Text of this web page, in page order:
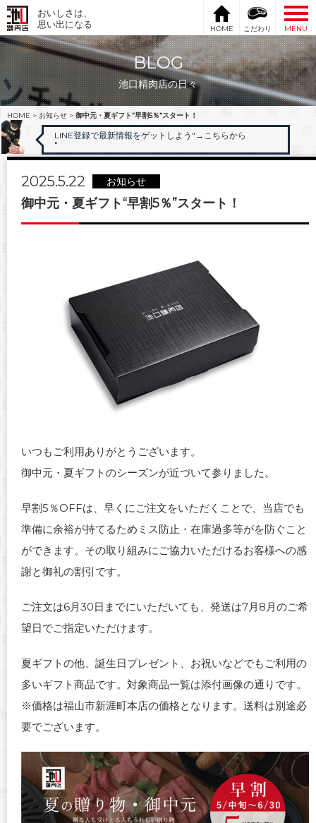
おいしさは、
思い出になる
HOME こだわり MENU
BLOG
池口精肉店の日々
HOME > お知らせ > 御中元・夏ギフト“早割5％”スタート！
LINE登録で最新情報をゲットしよう" →こちらから
"
2025.5.22 お知らせ
御中元・夏ギフト“早割5％”スタート！
いつもご利用ありがとうございます。
御中元・夏ギフトのシーズンが近づいて参りました。
早割5％OFFは、早くにご注文をいただくことで、当店でも
準備に余裕が持てるためミス防止・在庫過多等がを防ぐこと
ができます。その取り組みにご協力いただけるお客様への感
謝と御礼の割引です。
ご注文は6月30日までにいただいても、発送は7月8月のご希
望日でご指定いただけます。
夏ギフトの他、誕生日プレゼント、お祝いなどでもご利用の
多いギフト商品です。対象商品一覧は添付画像の通りです。
※価格は福山市新涯町本店の価格となります。送料は別途必
要でございます。